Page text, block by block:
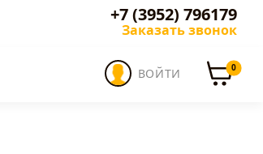
+7 (3952) 796179
Заказать звонок
ВОЙТИ 0